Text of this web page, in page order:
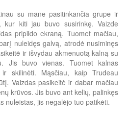
su mane pasitinkančia grupe ir
kur kiti jau buvo susirinkę. Vaizde
pripildo ekraną. Tuomet mačiau,
nuleidęs galvą, atrodė nusiminęs
ir išvydau akmenuotą kalną su
Jis buvo vienas. Tuomet kalnas
skilinėti. Mąsčiau, kaip Trudeau
Vaizdas pasikeitė ir dabar mačiau
krūvos. Jis buvo ant kelių, palinkęs
nuleistas, jis negalėjo tuo patikėti.